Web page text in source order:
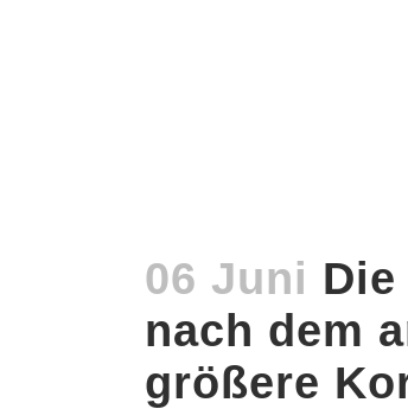
06 Juni
nach dem
größere